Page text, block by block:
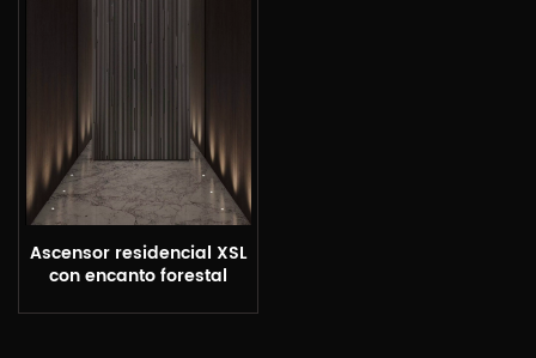
Ascensor residencial XSL
con encanto forestal